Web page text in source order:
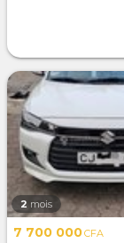
2 mois
7 700 000CFA